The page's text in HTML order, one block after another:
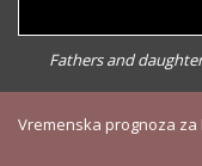
Fathers and
Vremenska prognoza za